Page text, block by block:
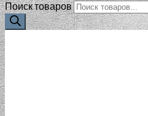
Поиск товаров